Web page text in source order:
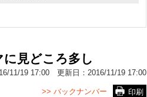
見どころ多し
11/19 17:00 更新日： 2016/11/19 17:00
印刷
>> バックナンバー